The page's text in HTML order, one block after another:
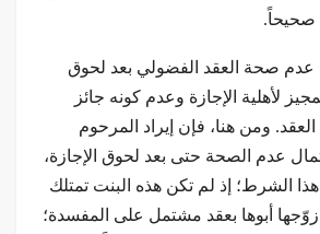
صحيحاً.
عدم صحة العقد الفضولي بعد لحوق
لأهلية الإجازة وعدم كونه جائز
ومن هنا، فإن إيراد المرحوم
عدم الصحة حتى بعد لحوق الإجازة،
هذا الشرط؛ إذ لم تكن هذه البنت تمتلك
زوّجها أبوها بعقد مشتمل على المفسدة؛